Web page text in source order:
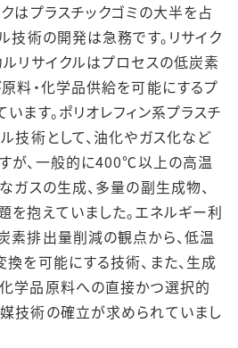
はプラスチックゴミの大半を占
技術の開発は急務です。リサイク
リサイクルはプロセスの低炭素
料・化学品供給を可能にするプ
ます。ポリオレフィン系プラスチ
技術として、油化やガス化など
が、一般的に400℃以上の高温
ガスの生成、多量の副生成物、
を抱えていました。エネルギー利
素排出量削減の観点から、低温
を可能にする技術、また、生成
学品原料への直接かつ選択的
技術の確立が求められていまし